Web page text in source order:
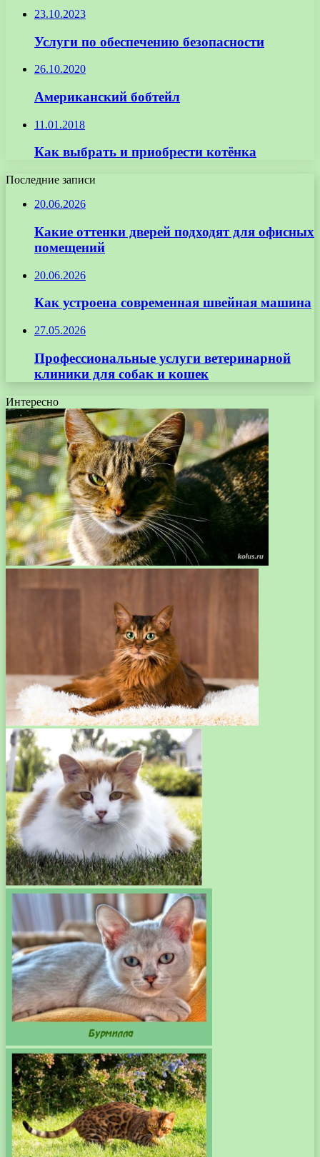
23.10.2023
Услуги по обеспечению безопасности
26.10.2020
Американский бобтейл
11.01.2018
Как выбрать и приобрести котёнка
Последние записи
20.06.2026
Какие оттенки дверей подходят для офисных
помещений
20.06.2026
Как устроена современная швейная машина
27.05.2026
Профессиональные услуги ветеринарной
клиники для собак и кошек
Интересно